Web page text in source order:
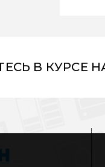
В КУРСЕ